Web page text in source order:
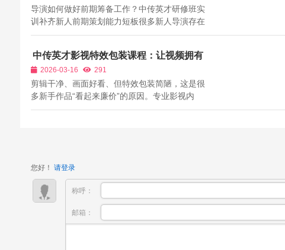
导演如何做好前期筹备工作？中传英才研修班实
训补齐新人前期策划能力短板很多新人导演存在
认知误区：认为导演的核心工作只发生在开机拍
筹备阶段决定。完整筹备工作包含剧本研读、分
镜绘制、拍摄日程规划、场景踩点、主创...
中传英才影视特效包装课程：让视频拥有
专业质感与播出级效果
2026-03-16 291
剪辑干净、画面好看、但特效包装简陋，这是很
多新手作品“看起来廉价”的原因。专业影视内
容，除画面外，字幕、片头、片尾、动效、转
您好！ 请登录
称呼：
邮箱：